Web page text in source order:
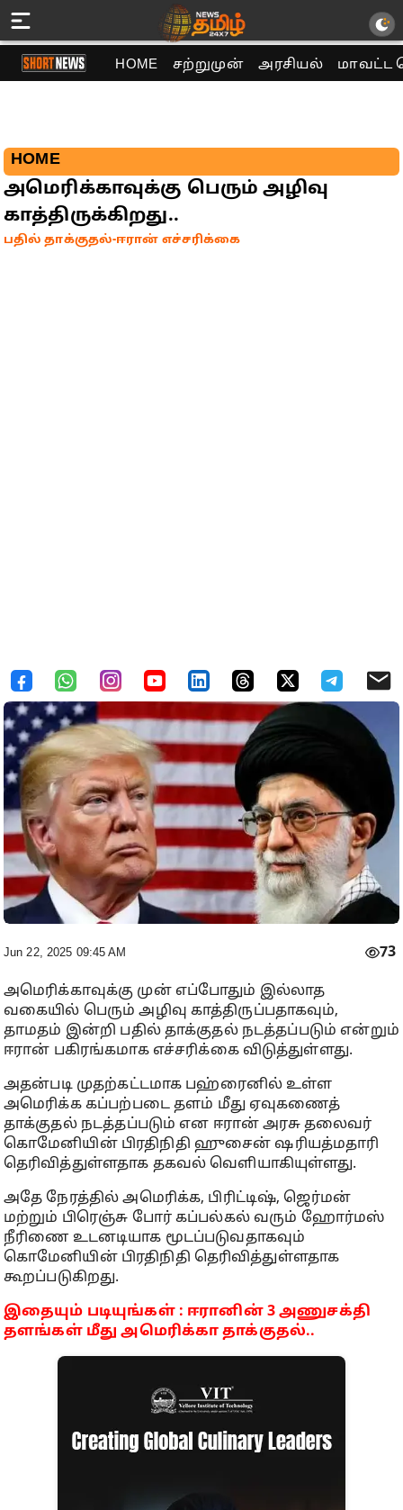
HOME சற்றுமுன் அரசியல் மாவட்ட
HOME
அமெரிக்காவுக்கு பெரும் அழிவு
காத்திருக்கிறது..
பதில் தாக்குதல்-ஈரான் எச்சரிக்கை
Jun 22, 2025 09:45 AM 73
அமெரிக்காவுக்கு முன் எப்போதும் இல்லாத
வகையில் பெரும் அழிவு காத்திருப்பதாகவும்,
தாமதம் இன்றி பதில் தாக்குதல் நடத்தப்படும் என்றும்
ஈரான் பகிரங்கமாக எச்சரிக்கை விடுத்துள்ளது.
அதன்படி முதற்கட்டமாக பஹ்ரைனில் உள்ள
அமெரிக்க கப்பற்படை தளம் மீது ஏவுகணைத்
தாக்குதல் நடத்தப்படும் என ஈரான் அரசு தலைவர்
கொமேனியின் பிரதிநிதி ஹுசைன் ஷரியத்மதாரி
தெரிவித்துள்ளதாக தகவல் வெளியாகியுள்ளது.
அதே நேரத்தில் அமெரிக்க, பிரிட்டிஷ், ஜெர்மன்
மற்றும் பிரெஞ்சு போர் கப்பல்கல் வரும் ஹோர்மஸ்
நீரிணை உடனடியாக மூடப்படுவதாகவும்
கொமேனியின் பிரதிநிதி தெரிவித்துள்ளதாக
கூறப்படுகிறது.
இதையும் படியுங்கள் : ஈரானின் 3 அணுசக்தி
தளங்கள் மீது அமெரிக்கா தாக்குதல்..